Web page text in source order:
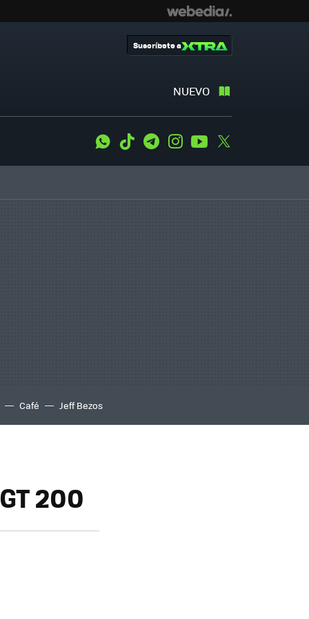
NUEVO
Suscríbete a
WhatsApp
Tiktok TelegramInstagramYoutube
Café Jeff Bezos
200